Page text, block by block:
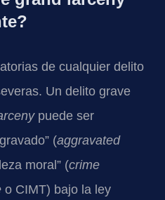
de cualquier delito
Un delito grave
puede ser
(aggravated
moral” (crime
o CIMT) bajo la ley